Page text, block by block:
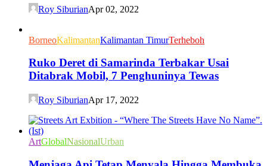
Roy SiburianApr 02, 2022
BorneoKalimantanKalimantan TimurTerheboh
Ruko Deret di Samarinda Terbakar Usai
Ditabrak Mobil, 7 Penghuninya Tewas
Roy SiburianApr 17, 2022
ArtGlobalNasionalUrban